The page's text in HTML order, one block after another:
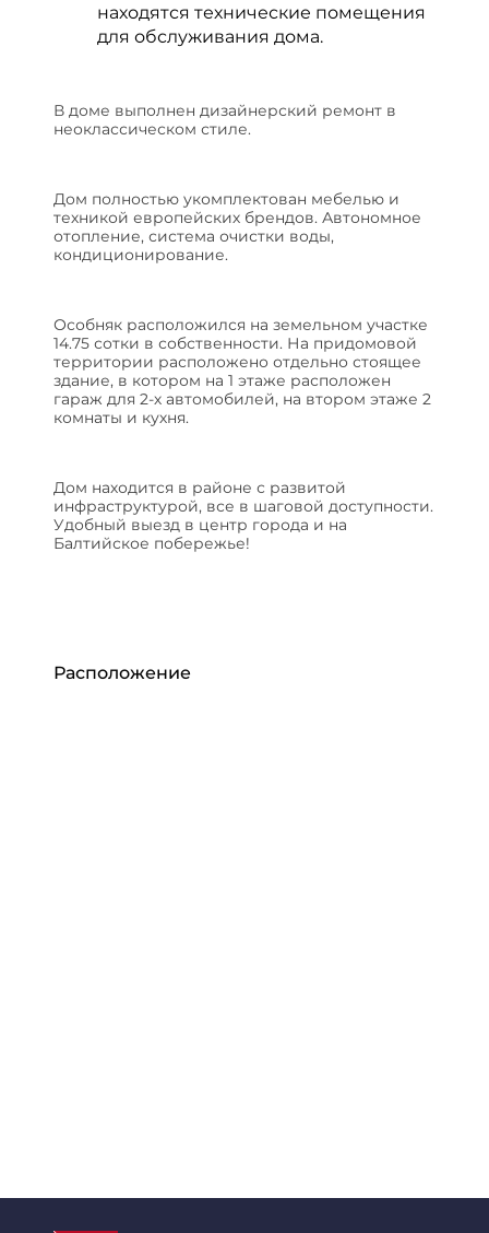
находятся технические помещения
для обслуживания дома.
В доме выполнен дизайнерский ремонт в
неоклассическом стиле.
Дом полностью укомплектован мебелью и
техникой европейских брендов. Автономное
отопление, система очистки воды,
кондиционирование.
Особняк расположился на земельном участке
14.75 сотки в собственности. На придомовой
территории расположено отдельно стоящее
здание, в котором на 1 этаже расположен
гараж для 2-х автомобилей, на втором этаже 2
комнаты и кухня.
Дом находится в районе с развитой
инфраструктурой, все в шаговой доступности.
Удобный выезд в центр города и на
Балтийское побережье!
Расположение